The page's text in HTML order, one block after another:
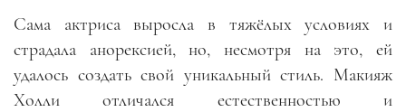
Сама актриса выросла в тяжёлых условиях и
страдала анорексией, но, несмотря на это, ей
удалось создать свой уникальный стиль. Макияж
Холли отличался естественностью и